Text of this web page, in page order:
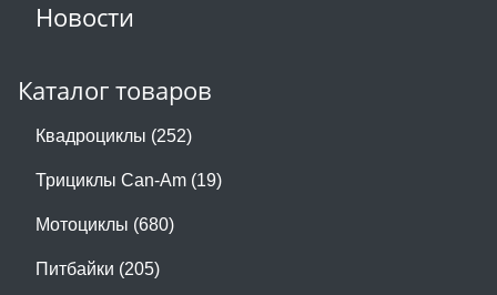
Новости
Каталог товаров
Квадроциклы (252)
Трициклы Can-Am (19)
Мотоциклы (680)
Питбайки (205)